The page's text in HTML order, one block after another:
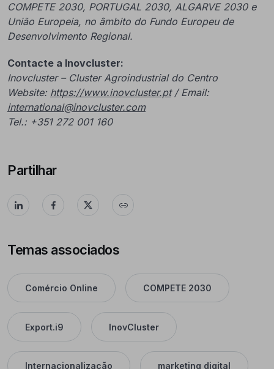
COMPETE 2030, PORTUGAL 2030, ALGARVE 2030 e
União Europeia, no âmbito do Fundo Europeu de
Desenvolvimento Regional.
Contacte a Inovcluster:
Inovcluster – Cluster Agroindustrial do Centro
Website: https://www.inovcluster.pt/ Email:
international@inovcluster.com
Tel.: +351 272 001 160
Partilhar
Temas associados
Comércio Online COMPETE 2030
Export.i9 InovCluster
Internacionalização marketing digital